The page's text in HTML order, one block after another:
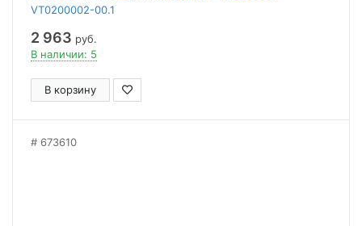
VT0200002-00.1
2 963 руб.
В наличии: 5
В корзину
673610